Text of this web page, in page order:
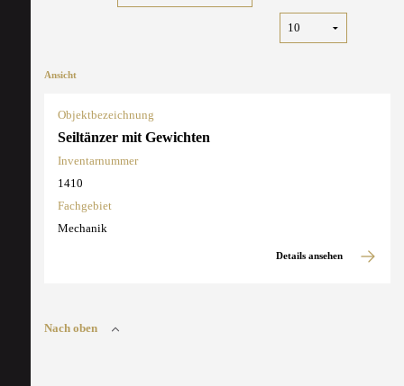
Ansicht
Objektbezeichnung
Seiltänzer mit Gewichten
Inventarnummer
1410
Fachgebiet
Mechanik
Details ansehen
Nach oben